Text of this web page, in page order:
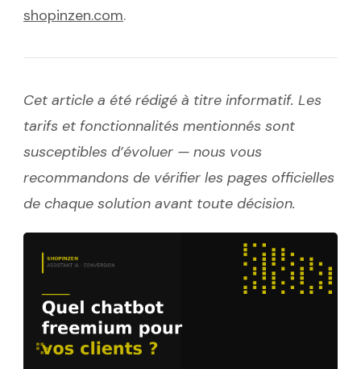
shopinzen.com.
Cet article a été rédigé à titre informatif. Les
tarifs et fonctionnalités mentionnés sont
susceptibles d’évoluer — nous vous
recommandons de vérifier les pages officielles
de chaque solution avant toute décision.